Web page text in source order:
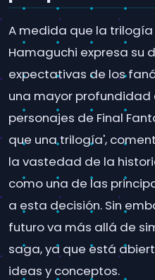
A medida que la
Hamaguchi expresa su
expectativas de los
una mayor profundidad
personajes de Final
que una trilogía',
la vastedad de la
como una de las
a esta decisión. Sin
futuro va más allá de
saga, ya que está
ideas y conceptos.